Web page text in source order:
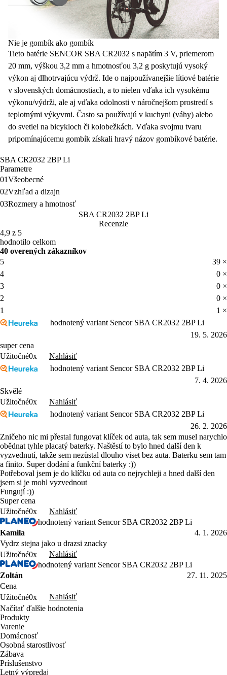
Nie je gombík ako gombík
Tieto batérie SENCOR SBA CR2032 s napätím 3 V,priemerom
20 mm, výškou 3,2 mm ahmotnosťou 3,2 gposkytujúvysoký
výkonaj dlhotrvajúcu výdrž. Ide onajpoužívanejšielítiovébatérie
v slovenských domácnostiach, a to nielen vďaka ich vysokému
výkonu/výdrži , ale aj vďaka odolnosti v náročnejšom prostredí s
teplotnými výkyvmi. Často sa používajú v kuchyni (váhy) alebo
do svetiel na bicykloch či kolobežkách. Vďaka svojmu tvaru
pripomínajúcemu gombík získali hravý názovgombíkové batérie
Parametre
01Všeobecné
02Vzhľad a dizajn
03Rozmery a hmotnosť
Recenzie
hodnotilo celkom
40 overených zákazníkov
5
4
0 ×
3
0 ×
2
0 ×
1
1 ×
19. 5. 2026
Užitočné0x
hodnotený variant Sencor SBA CR2032 2BP Li
7. 4. 2026
Užitočné
hodnotený variant Sencor SBA CR2032 2BP Li
26. 2. 2026
Zničeho nic mi přestal fungovat klíček od auta, tak sem musel narychlo
obědnat tyhle placatý baterky. Naštěstí to bylo hned další den k
vyzvednutí, takže sem nezůstal dlouho viset bez auta. Baterku sem tam
a finito. Super dodání a funkční baterky :))
Potřeboval jsem je do klíčku od auta co nejrychleji a hned další den
jsem si je mohl vyzvednout
Fungují :))
Super cena
Užitočné0x
hodnotený variant Sencor SBA CR2032 2BP Li
Kamila
Vydrz stejna jako u drazsi znacky
Užitočné0x
Nahlásiť
hodnotený variant Sencor SBA CR2032 2BP Li
Zoltán
27. 11. 2025
Cena
Užitočné
Načítať ďalšie hodnotenia
Produkty
Varenie
Domácnosť
Osobná starostlivosť
Zábava
Príslušenstvo
Letný výpredaj
Objavte Sencor